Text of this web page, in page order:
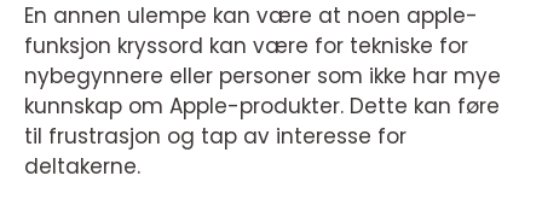
En annen ulempe kan være at noen apple-
funksjon kryssord kan være for tekniske for
nybegynnere eller personer som ikke har mye
kunnskap om Apple-produkter. Dette kan føre
til frustrasjon og tap av interesse for
deltakerne.